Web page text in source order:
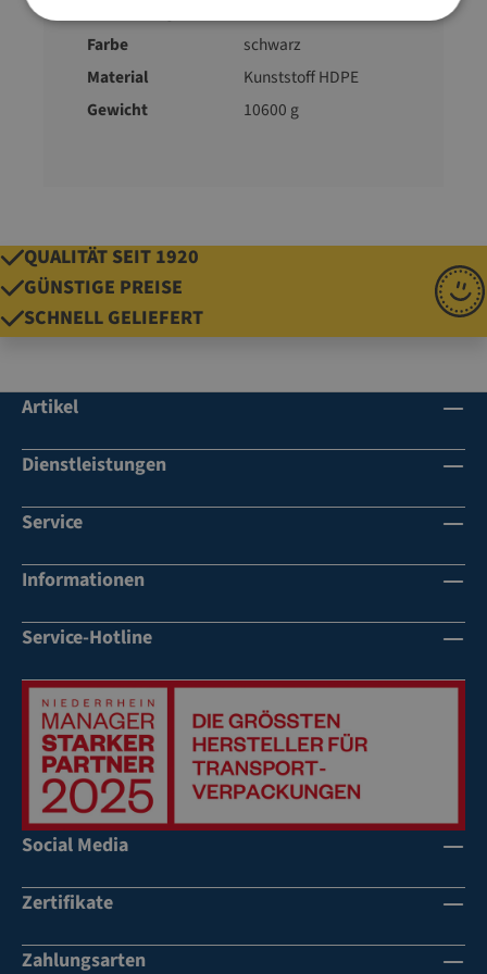
Farbe
schwarz
Material
Kunststoff HDPE
Gewicht
10600 g
QUALITÄT SEIT 1920
GÜNSTIGE PREISE
SCHNELL GELIEFERT
Artikel
Dienstleistungen
Service
Informationen
Service-Hotline
Social Media
Zertifikate
Zahlungsarten